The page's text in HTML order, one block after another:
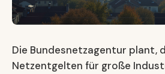
Die Bundesnetzagentur plant,
Netzentgelten für große